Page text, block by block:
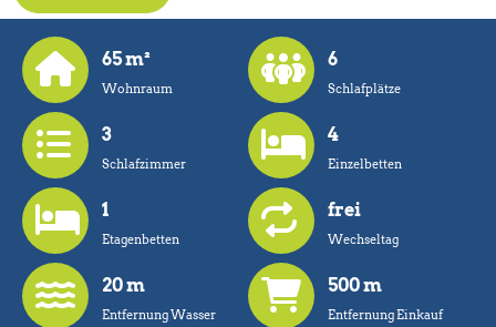
65 m²
Wohnraum
6
Schlafplätze
3
Schlafzimmer
4
Einzelbetten
1
Etagenbetten
frei
Wechseltag
20 m
Entfernung Wasser
500 m
Entfernung Einkauf